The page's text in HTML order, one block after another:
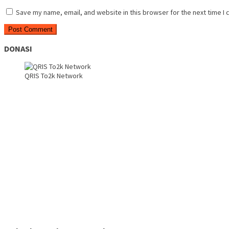
Save my name, email, and website in this browser for the next time I
DONASI
QRIS To2k Network